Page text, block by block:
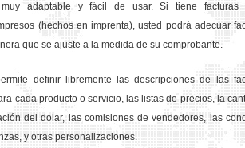
adaptable y fácil de usar. Si tiene facturas
(hechos en imprenta), usted podrá adecuar
que se ajuste a la medida de su comprobante.
definir libremente las descripciones de las
cada producto o servicio, las listas de precios, la
del dolar, las comisiones de vendedores, las
y otras personalizaciones.